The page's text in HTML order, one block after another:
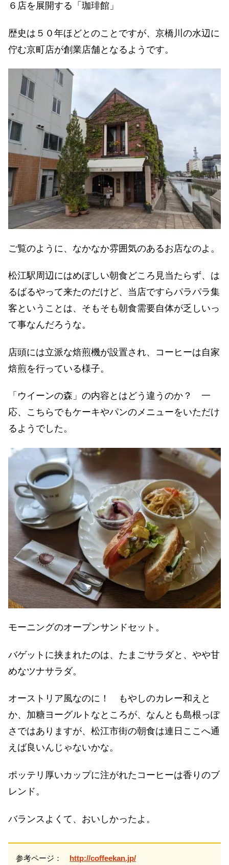
６店を展開する「珈琲館」
歴史は５０年ほどとのことですが、京橋川の水辺に
佇む京町店が創業店舗となるようです。
ご覧のように、なかなか雰囲気のあるお店なのよ。
松江駅周辺にはめぼしい朝食どころ見当たらず、は
るばるやって来たのだけど、当店ですらパラパラ集
客ということは、そもそも朝食需要自体が乏しいっ
て事なんだろうな。
店頭には立派な焙煎機が設置され、コーヒーは自家
焙煎を行っている様子。
「ウイーンの森」の内容とはどう違うのか？ 一
応、こちらでもケーキやパンのメニューをいただけ
るようでした。
モーニングのオープンサンドセット。
バゲットに挟まれたのは、たまごサラダと、やや甘
めなツナサラダ。
オーストリア風なのに！ もやしのカレー和えと
か、加糖ヨーグルトなところが、なんとも島根っぽ
さではありますが、松江市街の朝食は連日ここへ通
えば良いんじゃないかな。
ポッテリ厚いカップに注がれたコーヒーは香りのブ
レンド。
バランスよくて、おいしかったよ。
参考ページ： http://coffeekan.jp/